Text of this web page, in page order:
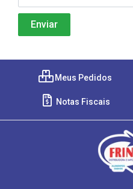
Meus Pedidos
Notas Fiscais